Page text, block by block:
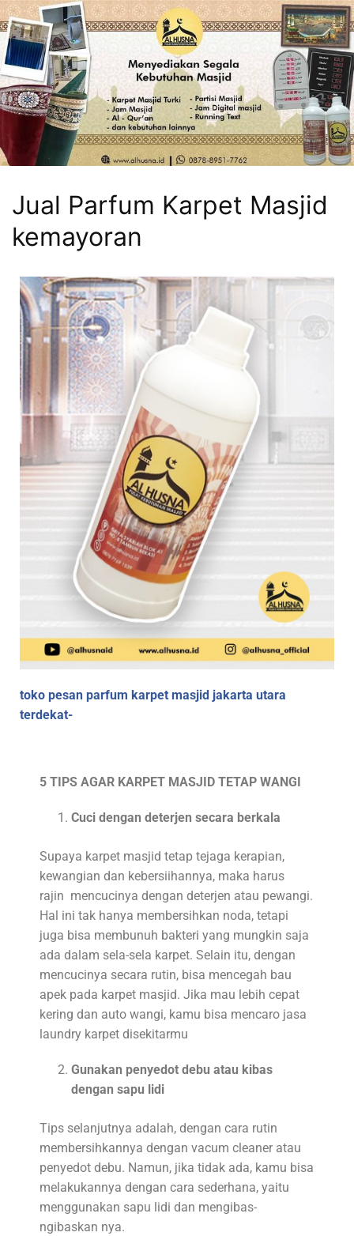
Jual Parfum Karpet Masjid
kemayoran
toko pesan parfum karpet masjid jakarta utara
terdekat-
5 TIPS AGAR KARPET MASJID TETAP WANGI
Cuci dengan deterjen secara berkala
Supaya karpet masjid tetap tejaga kerapian,
kewangian dan kebersiihannya, maka harus
rajin mencucinya dengan deterjen atau pewangi.
Hal ini tak hanya membersihkan noda, tetapi
juga bisa membunuh bakteri yang mungkin saja
ada dalam sela-sela karpet. Selain itu, dengan
mencucinya secara rutin, bisa mencegah bau
apek pada karpet masjid. Jika mau lebih cepat
kering dan auto wangi, kamu bisa mencaro jasa
laundry karpet disekitarmu
Gunakan penyedot debu atau kibas
dengan sapu lidi
Tips selanjutnya adalah, dengan cara rutin
membersihkannya dengan vacum cleaner atau
penyedot debu. Namun, jika tidak ada, kamu bisa
melakukannya dengan cara sederhana, yaitu
menggunakan sapu lidi dan mengibas-
ngibaskan nya.